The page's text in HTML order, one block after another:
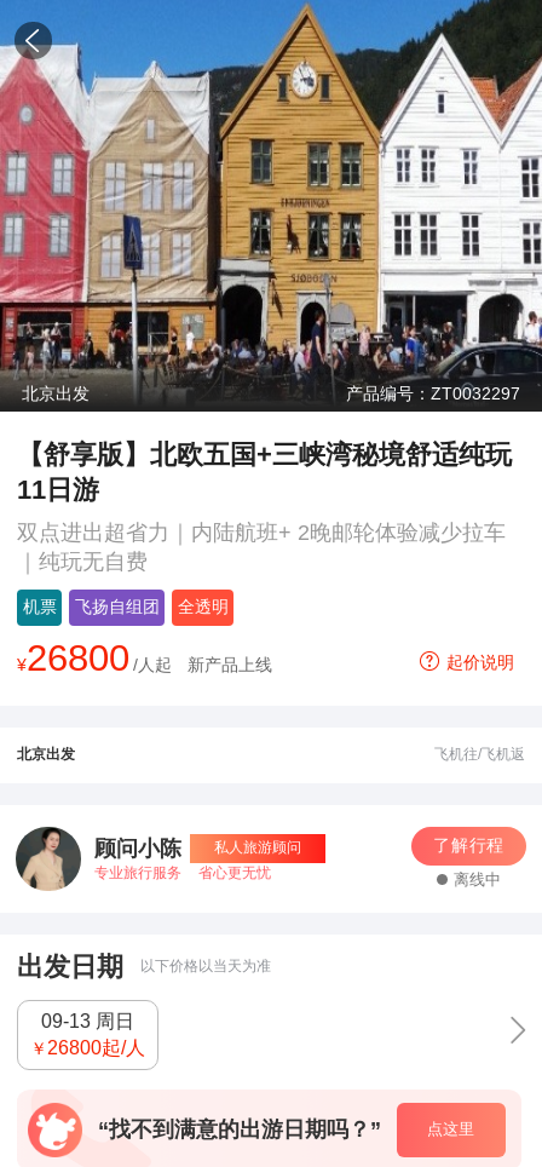
北京出发 产品编号：ZT0032297
【舒享版】北欧五国+三峡湾秘境舒适纯玩
11日游
双点进出超省力｜内陆航班+ 2晚邮轮体验减少拉车
｜纯玩无自费
机票 飞扬自组团 全透明
¥26800 /人起 新产品上线 起价说明
北京出发 飞机往/飞机返
顾问小陈
私人旅游顾问
专业旅行服务
省心更无忧
了解行程
离线中
出发日期 以下价格以当天为准
09-13 周日
￥ 26800起/人
“找不到满意的出游日期吗？” 点这里